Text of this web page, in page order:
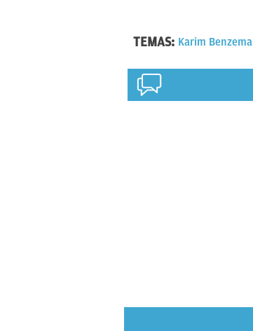
TEMAS: Karim Benzema